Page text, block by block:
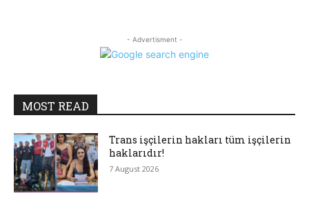
- Advertisment -
MOST READ
Trans işçilerin hakları tüm işçilerin
haklarıdır!
7 August 2026